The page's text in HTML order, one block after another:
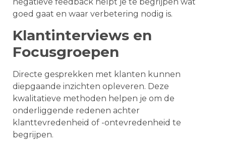
goed gaat en waar verbetering nodig is.
Klantinterviews en
Focusgroepen
Directe gesprekken met klanten kunnen
diepgaande inzichten opleveren. Deze
kwalitatieve methoden helpen je om de
onderliggende redenen achter
klanttevredenheid of -ontevredenheid te
begrijpen.